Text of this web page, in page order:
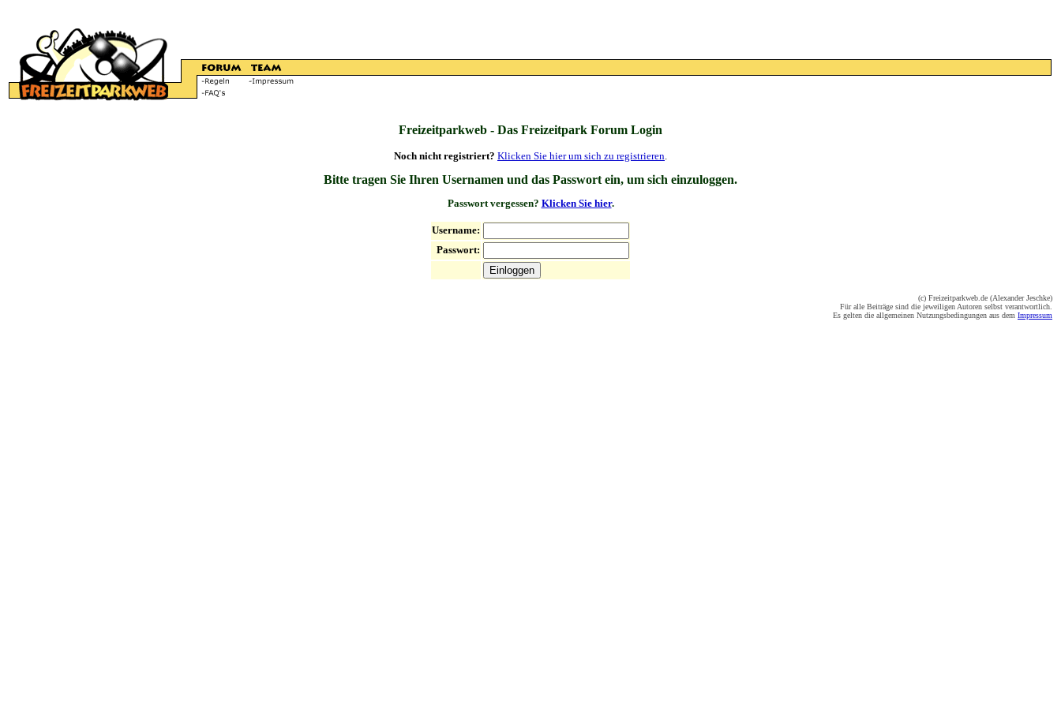
Freizeitparkweb - Das Freizeitpark Forum Login
Noch nicht registriert? Klicken Sie hier um sich zu registrieren.
Bitte tragen Sie Ihren Usernamen und das Passwort ein, um sich einzuloggen.
Passwort vergessen? Klicken Sie hier.
Username:
Passwort:
(c) Freizeitparkweb.de (Alexander Jeschke)
Für alle Beiträge sind die jeweiligen Autoren selbst verantwortlich.
Es gelten die allgemeinen Nutzungsbedingungen aus dem Impressum